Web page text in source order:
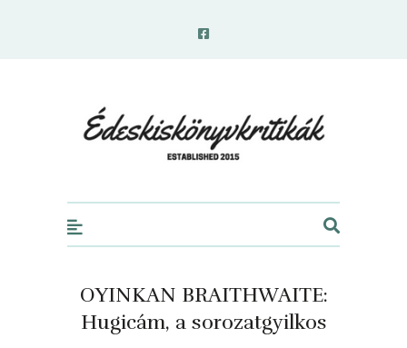
OYINKAN BRAITHWAITE:
Hugicám, ​a sorozatgyilkos